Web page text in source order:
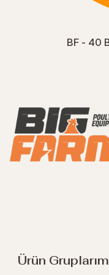
BF - 40
Ürün